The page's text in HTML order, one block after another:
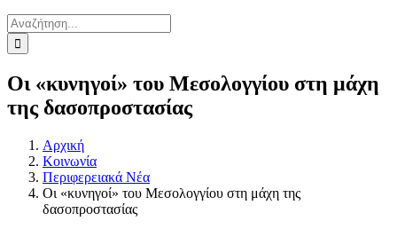
Αναζήτηση
για:
Οι «κυνηγοί» του Μεσολογγίου στη μάχη
της δασοπροστασίας
Αρχική
Κοινωνία
Περιφερειακά Νέα
Οι «κυνηγοί» του Μεσολογγίου στη μάχη της
δασοπροστασίας